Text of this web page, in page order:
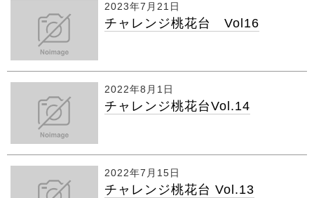
2023年7月21日
チャレンジ桃花台 Vol16
2022年8月1日
チャレンジ桃花台Vol.14
2022年7月15日
チャレンジ桃花台 Vol.13